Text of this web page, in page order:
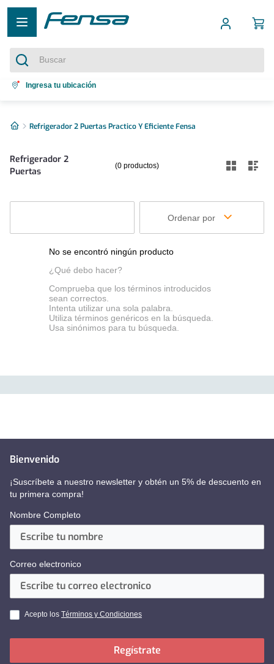
Buscar
Términos más buscados
2. cocina 4 platos
4. refrigerador no frost
Ingresa tu ubicación
Refrigerador 2 Puertas Practico Y Eficiente Fensa
Refrigerador 2
Puertas
0 productos
Ordenar por
No se encontró ningún producto
¿Qué debo hacer?
Comprueba que los términos introducidos
sean correctos.
Intenta utilizar una sola palabra.
Utiliza términos genéricos en la búsqueda.
Usa sinónimos para tu búsqueda.
Bienvenido
¡Suscríbete a nuestro newsletter y obtén un 5% de descuento en
tu primera compra!
Nombre Completo
Correo electronico
Acepto los Términos y Condiciones
Regístrate